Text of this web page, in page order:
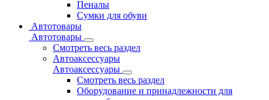
Пеналы
Сумки для обуви
Автотовары
Автотовары
Смотреть весь раздел
Автоаксессуары
Автоаксессуары
Смотреть весь раздел
Оборудование и принадлежности для